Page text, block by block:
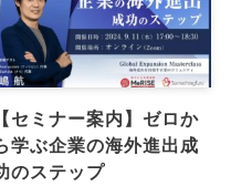
【セミナー案内】ゼロか
学ぶ企業の海外進出成
のステップ